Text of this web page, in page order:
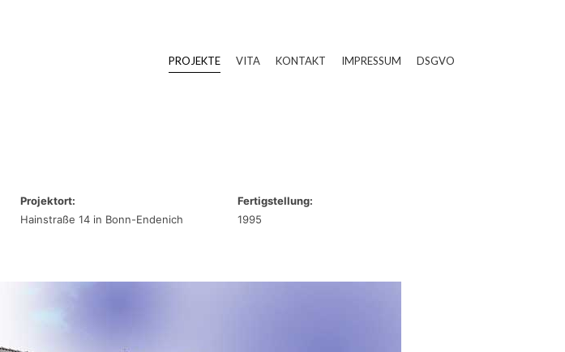
PROJEKTE VITA KONTAKT IMPRESSUM DSGVO
Projektort:
Hainstraße 14 in Bonn-Endenich
Fertigstellung:
1995